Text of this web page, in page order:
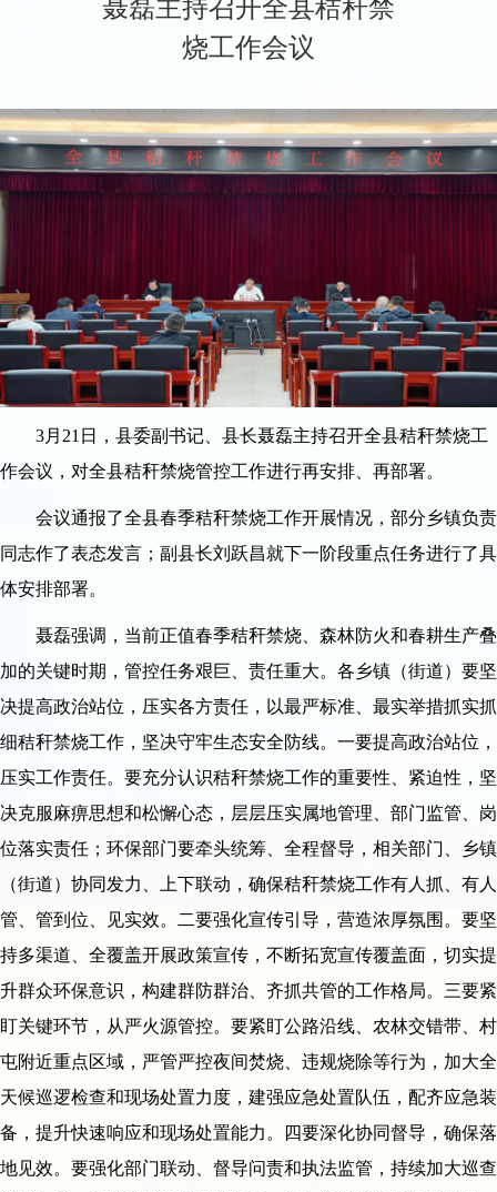
聂磊主持召开全县秸秆禁
烧工作会议
3月21日，县委副书记、县长聂磊主持召开全县秸秆禁烧工
作会议，对全县秸秆禁烧管控工作进行再安排、再部署。
会议通报了全县春季秸秆禁烧工作开展情况，部分乡镇负责
同志作了表态发言；副县长刘跃昌就下一阶段重点任务进行了具
体安排部署。
聂磊强调，当前正值春季秸秆禁烧、森林防火和春耕生产叠
加的关键时期，管控任务艰巨、责任重大。各乡镇（街道）要坚
决提高政治站位，压实各方责任，以最严标准、最实举措抓实抓
细秸秆禁烧工作，坚决守牢生态安全防线。一要提高政治站位，
压实工作责任。要充分认识秸秆禁烧工作的重要性、紧迫性，坚
决克服麻痹思想和松懈心态，层层压实属地管理、部门监管、岗
位落实责任；环保部门要牵头统筹、全程督导，相关部门、乡镇
（街道）协同发力、上下联动，确保秸秆禁烧工作有人抓、有人
管、管到位、见实效。二要强化宣传引导，营造浓厚氛围。要坚
持多渠道、全覆盖开展政策宣传，不断拓宽宣传覆盖面，切实提
升群众环保意识，构建群防群治、齐抓共管的工作格局。三要紧
盯关键环节，从严火源管控。要紧盯公路沿线、农林交错带、村
屯附近重点区域，严管严控夜间焚烧、违规烧除等行为，加大全
天候巡逻检查和现场处置力度，建强应急处置队伍，配齐应急装
备，提升快速响应和现场处置能力。四要深化协同督导，确保落
地见效。要强化部门联动、督导问责和执法监管，持续加大巡查